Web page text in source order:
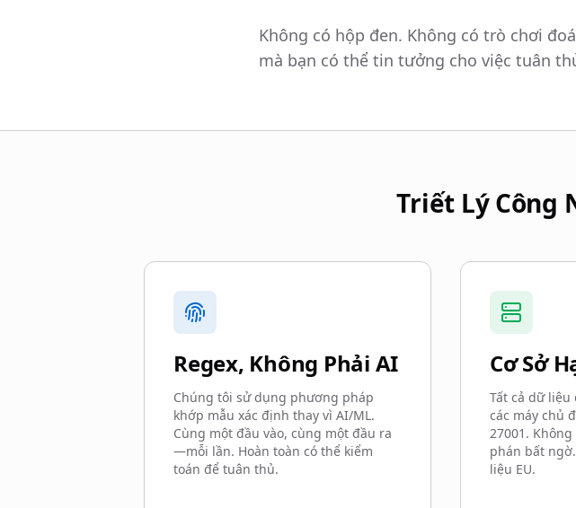
Không có hộp đen. Không có trò chơi
mà bạn có thể tin tưởng cho việc tuân
Triết Lý Công
Regex, Không Phải AI
Chúng tôi sử dụng phương pháp
khớp mẫu xác định thay vì AI/ML.
Cùng một đầu vào, cùng một đầu ra
—mỗi lần. Hoàn toàn có thể kiểm
toán để tuân thủ.
Cơ Sở
Tất cả dữ
các máy chủ
27001.
phán bất
liệu EU.